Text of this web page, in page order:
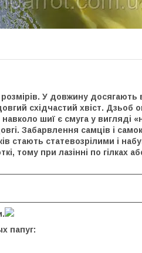
розмірів. У довжину
східчастий хвіст. Дзьоб
шиї є смуга у вигляді
Забарвлення самців і
стають статевозрілими і
тому при лазінні по гілках
папуг: